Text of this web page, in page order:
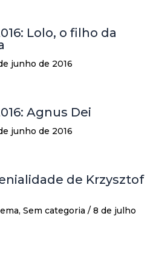
Lolo, o filho da
junho de 2016
Agnus Dei
junho de 2016
de Krzysztof
, Sem categoria / 8 de julho